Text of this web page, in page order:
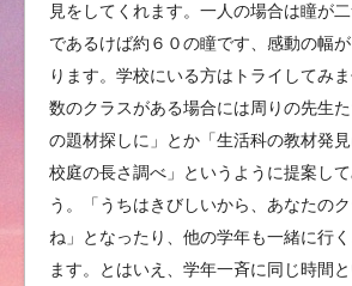
見をしてくれます。一人の場合は瞳が
であるけば約６０の瞳です、感動の幅
ります。学校にいる方はトライしてみ
数のクラスがある場合には周りの先生
の題材探しに」とか「生活科の教材発
校庭の長さ調べ」というように提案し
う。「うちはきびしいから、あなたの
ね」となったり、他の学年も一緒に行
ます。とはいえ、学年一斉に同じ時間